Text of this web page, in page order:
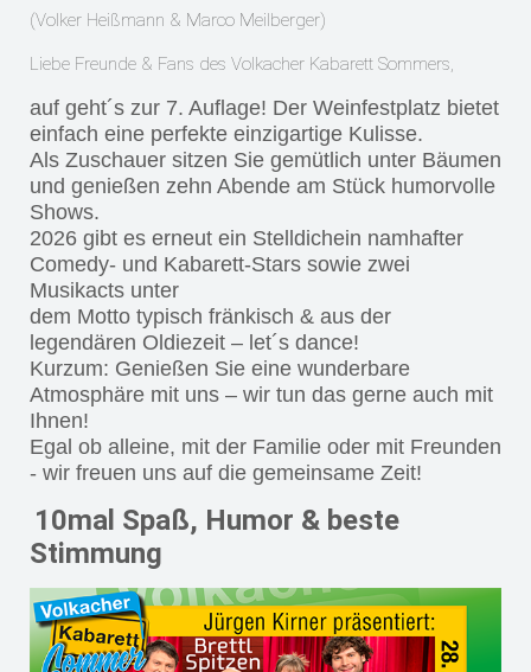
(Volker Heißmann & Marco Meilberger)
Liebe Freunde & Fans des Volkacher Kabarett Sommers,
auf geht´s zur 7. Auflage! Der Weinfestplatz bietet
einfach eine perfekte einzigartige Kulisse.
Als Zuschauer sitzen Sie gemütlich unter Bäumen
und genießen zehn Abende am Stück humorvolle
Shows.
2026 gibt es erneut ein Stelldichein namhafter
Comedy- und Kabarett-Stars sowie zwei
Musikacts unter
dem Motto typisch fränkisch & aus der
legendären Oldiezeit – let´s dance!
Kurzum: Genießen Sie eine wunderbare
Atmosphäre mit uns – wir tun das gerne auch mit
Ihnen!
Egal ob alleine, mit der Familie oder mit Freunden
- wir freuen uns auf die gemeinsame Zeit!
10mal Spaß, Humor & beste
Stimmung